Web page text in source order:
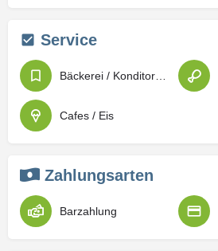
Service
Cafes / Eis
Zahlungsarten
Barzahlung